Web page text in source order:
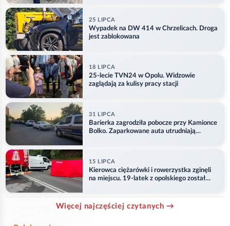
25 LIPCA
Wypadek na DW 414 w Chrzelicach. Droga
jest zablokowana
18 LIPCA
25-lecie TVN24 w Opolu. Widzowie
zaglądają za kulisy pracy stacji
31 LIPCA
Barierka zagrodziła pobocze przy Kamionce
Bolko. Zaparkowane auta utrudniają
15 LIPCA
Kierowca ciężarówki i rowerzystka zginęli
na miejscu. 19-latek z opolskiego został
Więcej najczęściej czytanych →